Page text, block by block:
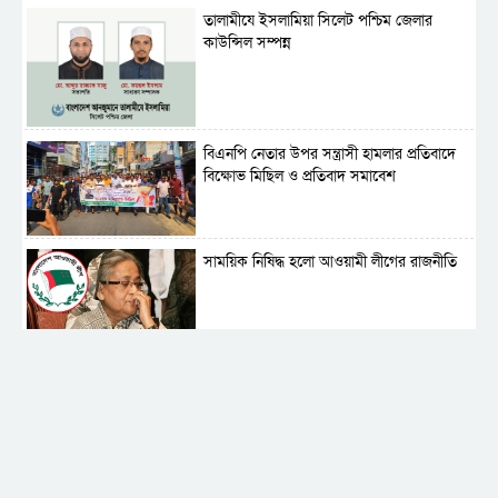
‎তালামীযে ইসলামিয়া সিলেট পশ্চিম জেলার
কাউন্সিল সম্পন্ন
বিএনপি নেতার উপর সন্ত্রাসী হামলার প্রতিবাদে
বিক্ষোভ মিছিল ও প্রতিবাদ সমাবেশ
সাময়িক নিষিদ্ধ হলো আওয়ামী লীগের রাজনীতি